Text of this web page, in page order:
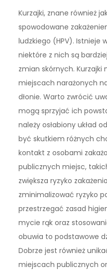
Kurzajki, znane również
spowodowane
ludzkiego (HPV). Istnieje
niektóre z nich są
zmian skórnych. Kurzajki
miejscach narażonych
dłonie. Warto zwrócić
mogą sprzyjać ich
należy osłabiony układ
być skutkiem różnych
kontakt z osobami
publicznych miejsc,
zwiększa ryzyko
zminimalizować ryzyko
przestrzegać zasad
mycie rąk oraz
obuwia to podstawowe
Dobrze jest również
miejscach publicznych